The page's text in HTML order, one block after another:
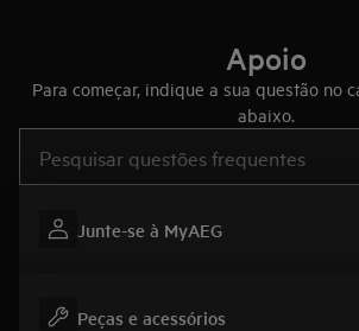
Apoio
Para começar, indique a sua questão no
abaixo.
Junte-se à MyAEG
Peças e acessórios